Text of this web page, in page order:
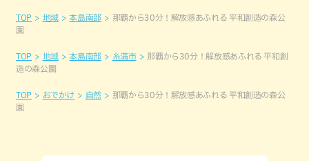
TOP 地域 本島南部
那覇から30分！解放感あふれる 平和創造の森公
園
TOP 地域 本島南部 糸満市
那覇から30分！解放感あふれる 平和創
造の森公園
TOP おでかけ 自然
那覇から30分！解放感あふれる 平和創造の森公
園